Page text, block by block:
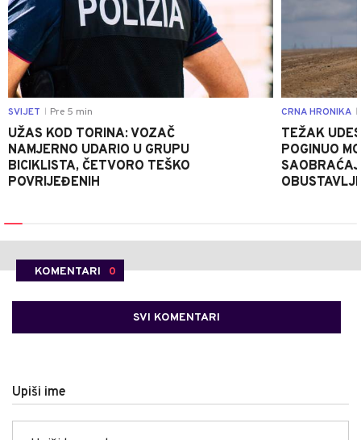
SVIJET Pre 5 min
UŽAS KOD TORINA: VOZAČ
NAMJERNO UDARIO U GRUPU
BICIKLISTA, ČETVORO TEŠKO
POVRIJEĐENIH
CRNA HRONIKA
TEŽAK
POGINUO
KOMENTARI 0
SVI KOMENTARI
Upiši ime